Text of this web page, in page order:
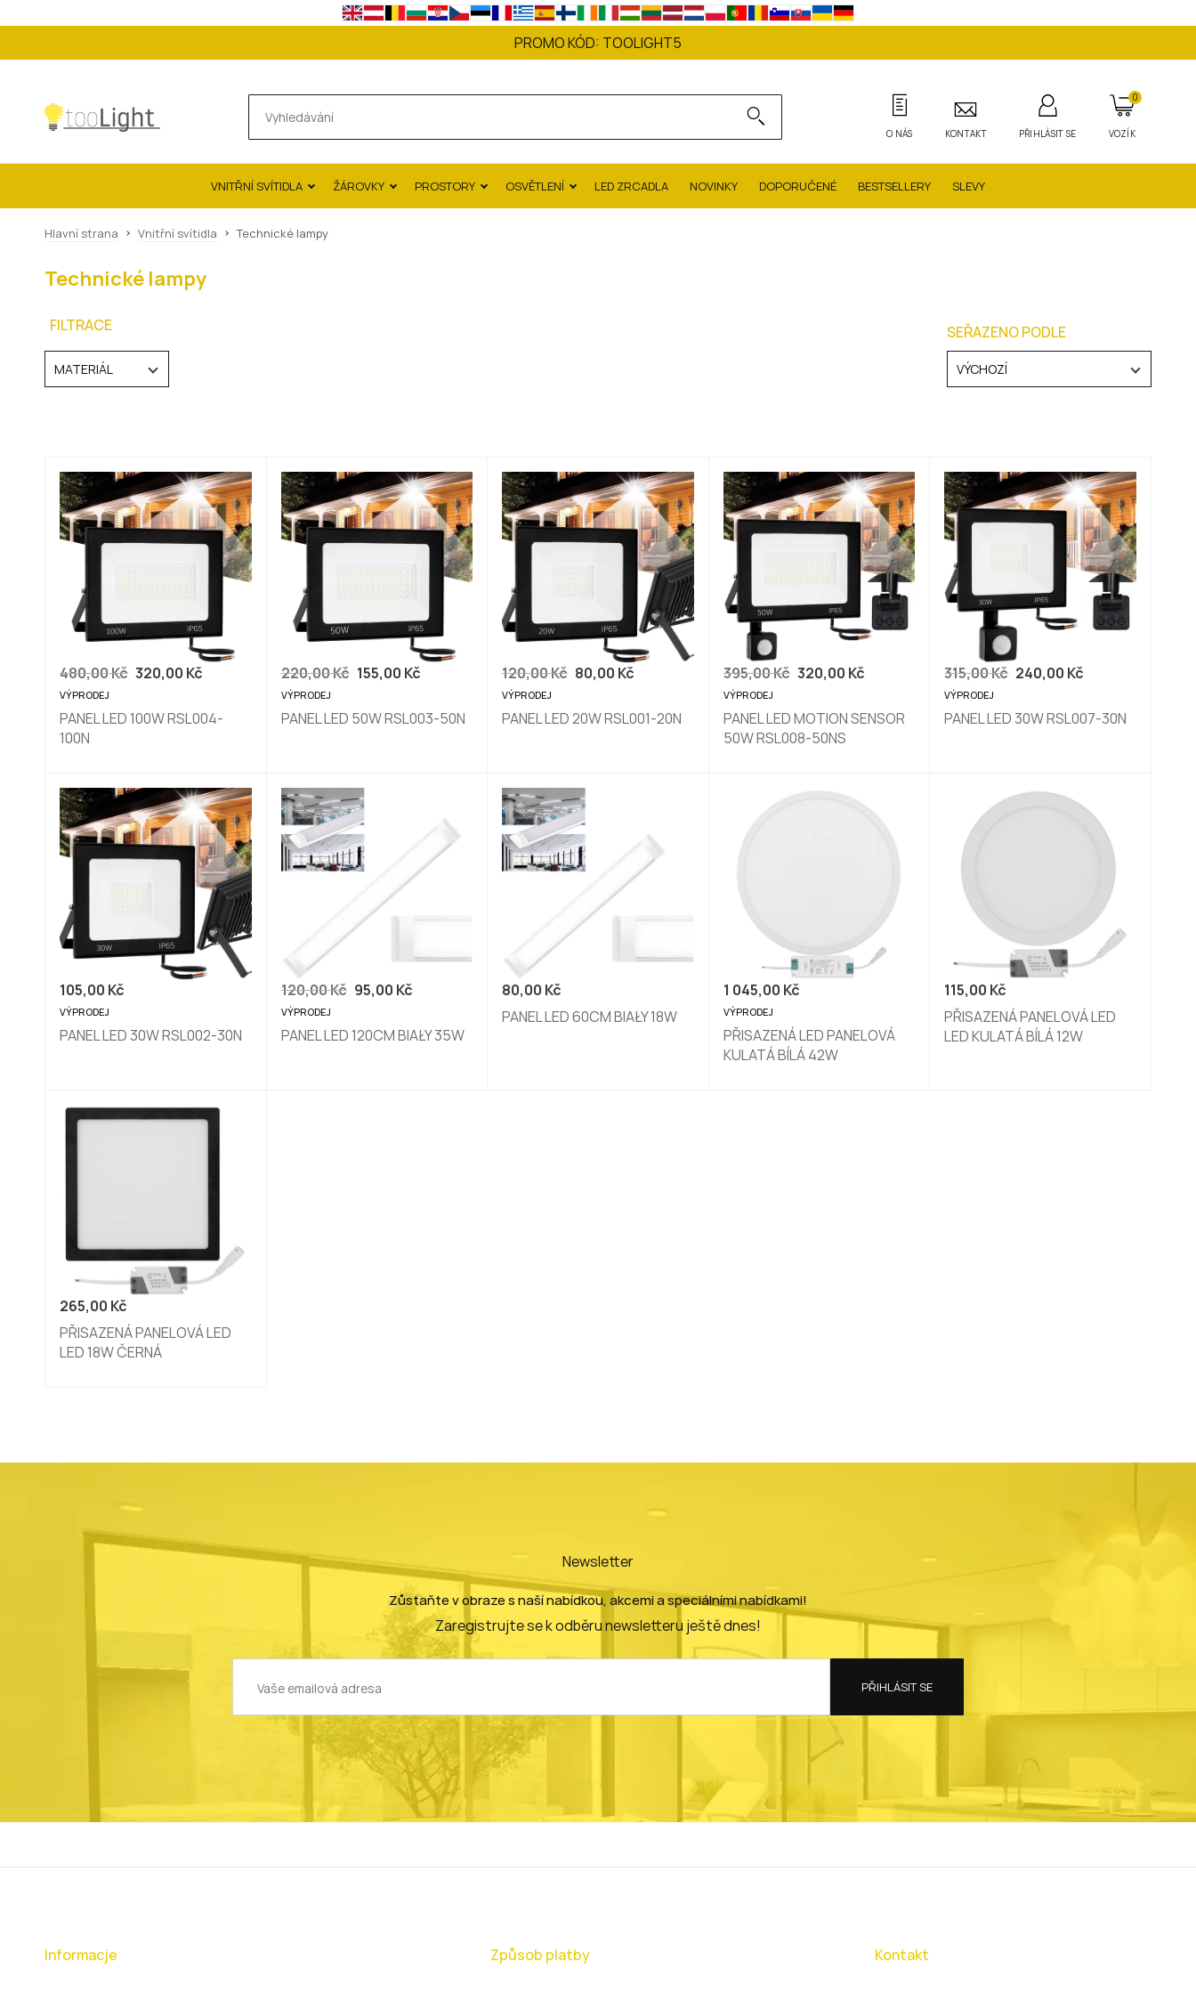
PROMO KÓD: TOOLIGHT5
O NÁS KONTAKT PŘIHLÁSIT SE
0
VOZÍK
VNITŘNÍ SVÍTIDLA ŽÁROVKY PROSTORY OSVĚTLENÍ LED ZRCADLA NOVINKY DOPORUČENÉ BESTSELLERY SLEVY
Hlavní strana Vnitřní svítidla Technické lampy
Technické lampy
FILTRACE
MATERIÁL
hliník (3)
SEŘAZENO PODLE
VÝCHOZÍ
Nejnovějším
nejstarší
nejnižší cena
nejvyšší cena
abecedně AZ
480,00Kč 320,00 Kč
VÝPRODEJ
PANEL LED 100W RSL004-
100N
220,00Kč 155,00 Kč
VÝPRODEJ
PANEL LED 50W RSL003-50N
120,00Kč 80,00 Kč
VÝPRODEJ
PANEL LED 20W RSL001-20N
395,00Kč 320,00 Kč
VÝPRODEJ
PANEL LED MOTION SENSOR
50W RSL008-50NS
315,00Kč 240,00 Kč
VÝPRODEJ
PANEL LED 30W RSL007-30N
105,00 Kč
VÝPRODEJ
PANEL LED 30W RSL002-30N
120,00Kč 95,00 Kč
VÝPRODEJ
PANEL LED 120CM BIAŁY 35W
80,00 Kč
PANEL LED 60CM BIAŁY 18W
1 045,00 Kč
VÝPRODEJ
PŘISAZENÁ LED PANELOVÁ
KULATÁ BÍLÁ 42W
115,00 Kč
PŘISAZENÁ PANELOVÁ LED
LED KULATÁ BÍLÁ 12W
265,00 Kč
PŘISAZENÁ PANELOVÁ LED
LED 18W ČERNÁ
Newsletter
Zůstaňte v obraze s naší nabídkou, akcemi a speciálními nabídkami!
Zaregistrujte se k odběru newsletteru ještě dnes!
PŘIHLÁSIT SE
Informacje Způsob platby Kontakt